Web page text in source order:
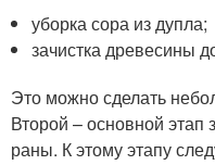
уборка сора из дупла;
зачистка древесины
Это можно сделать
Второй – основной этап
раны. К этому этапу